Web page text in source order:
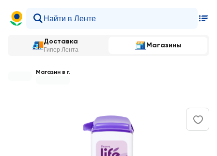
Доставка
Гипер Лента
Магазины
Магазин в г.